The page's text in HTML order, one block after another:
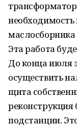
необходимость
Эта работа
До конца июля
осуществить
щита
реконструкция
подстанции.